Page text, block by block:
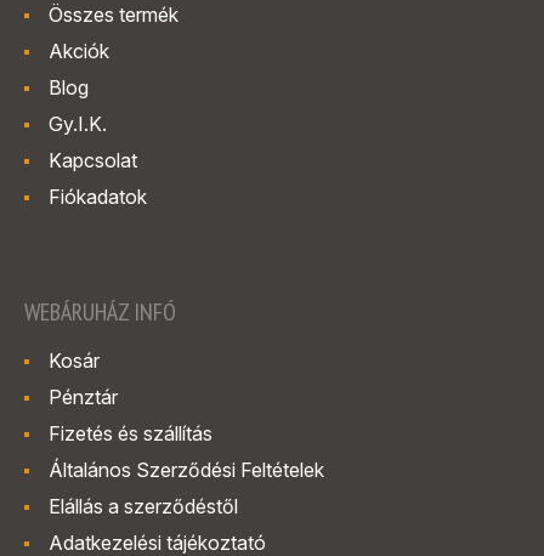
Összes termék
Akciók
Blog
Gy.I.K.
Kapcsolat
Fiókadatok
WEBÁRUHÁZ INFÓ
Kosár
Pénztár
Fizetés és szállítás
Általános Szerződési Feltételek
Elállás a szerződéstől
Adatkezelési tájékoztató